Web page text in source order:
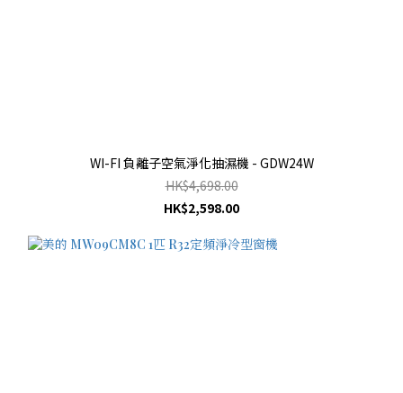
WI-FI 負離子空氣淨化抽濕機 - GDW24W
HK$4,698.00
HK$2,598.00